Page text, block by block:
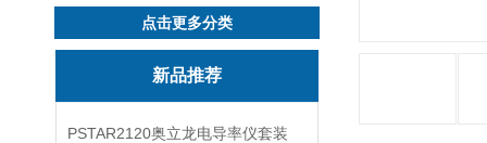
点击更多分类
新品推荐
PSTAR2120奥立龙电导率仪套装